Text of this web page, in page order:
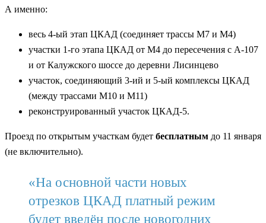
А именно:
весь 4-ый этап ЦКАД (соединяет трассы М7 и М4)
участки 1-го этапа ЦКАД от М4 до пересечения с А-107
и от Калужского шоссе до деревни Лисинцево
участок, соединяющий 3-ий и 5-ый комплексы ЦКАД
(между трассами М10 и М11)
реконструированный участок ЦКАД-5.
Проезд по открытым участкам будет бесплатным до 11 января
(не включительно).
«На основной части новых
отрезков ЦКАД платный режим
будет введён после новогодних